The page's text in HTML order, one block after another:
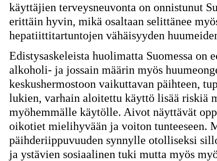
käyttäjien terveysneuvonta on onnistunut
erittäin hyvin, mikä osaltaan selittänee
hepatiittitartuntojen vähäisyyden
Edistysaskeleista huolimatta Suomessa on
alkoholi- ja jossain määrin myös
keskushermostoon vaikuttavan päihteen,
lukien, varhain aloitettu käyttö lisää riskiä
myöhemmälle käytölle. Aivot näyttävät
oikotiet mielihyvään ja voiton tunteeseen.
päihderiippuvuuden synnylle otolliseksi
ja ystävien sosiaalinen tuki mutta myös